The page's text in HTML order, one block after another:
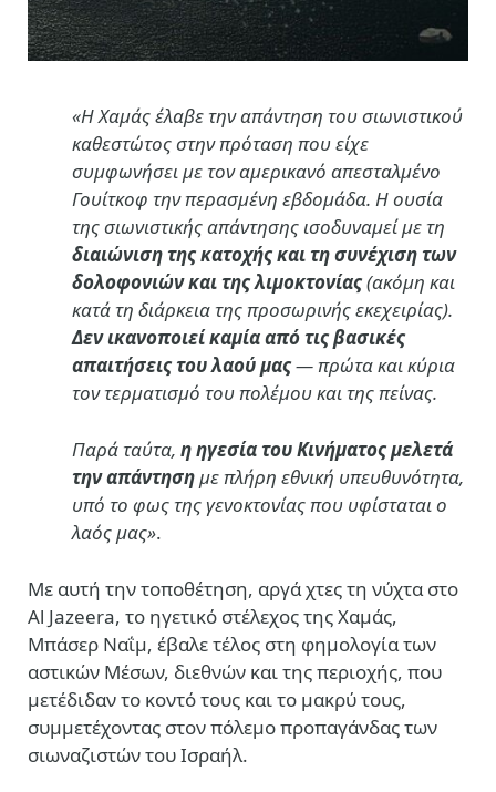
«Η Χαμάς έλαβε την απάντηση του σιωνιστικού
καθεστώτος στην πρόταση που είχε
συμφωνήσει με τον αμερικανό απεσταλμένο
Γουίτκοφ την περασμένη εβδομάδα. Η ουσία
της σιωνιστικής απάντησης ισοδυναμεί με τη
διαιώνιση της κατοχής και τη συνέχιση των
δολοφονιών και της λιμοκτονίας(ακόμη και
κατά τη διάρκεια της προσωρινής εκεχειρίας).
Δεν ικανοποιεί καμία από τις βασικές
απαιτήσεις του λαού μας— πρώτα και κύρια
τον τερματισμό του πολέμου και της πείνας.
Παρά ταύτα, η ηγεσία του Κινήματος μελετά
την απάντησημε πλήρη εθνική υπευθυνότητα,
υπό το φως της γενοκτονίας που υφίσταται ο
λαός μας».
Με αυτή την τοποθέτηση, αργά χτες τη νύχτα στο
Al Jazeera, το ηγετικό στέλεχος της Χαμάς,
Μπάσερ Ναΐμ, έβαλε τέλος στη φημολογία των
αστικών Μέσων, διεθνών και της περιοχής, που
μετέδιδαν το κοντό τους και το μακρύ τους,
συμμετέχοντας στον πόλεμο προπαγάνδας των
σιωναζιστών του Ισραήλ.